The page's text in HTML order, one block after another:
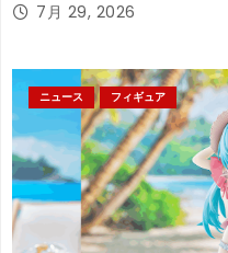
7月 29, 2026
ニュース フィギュア